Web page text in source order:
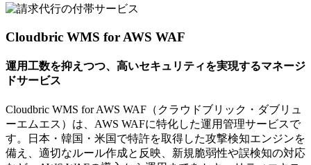
Cloudbric WMS for AWS WAF
運用工数を抑えつつ、高いセキュリティを実現するマネージ
ドサービス
Cloudbric WMS for AWS WAF（クラウドブリック・ダブリュ
ーエムエス）は、AWS WAFに特化した運用管理サービスで
す。日本・韓国・米国で特許を取得した攻撃検知エンジンを
備え、適切なルール作成と反映、新規脆弱性や誤検知の対応